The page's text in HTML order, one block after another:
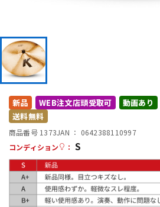
中古
新品 WEB注文店頭受取可 動画あり
送料無料
商品番号 1373JAN ： 0642388110997
コンディション
： S